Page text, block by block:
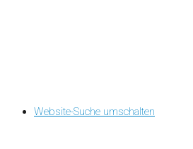
Website-Suche umschalten